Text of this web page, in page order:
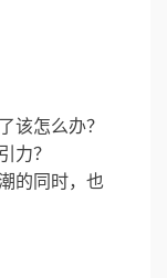
该怎么办？
力？
的同时，也